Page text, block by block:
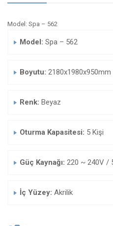
Model: Spa – 562
Model: Spa – 562
Boyutu: 2180x1980x950mm
Renk: Beyaz
Oturma Kapasitesi: 5 Kişi
Güç Kaynağı: 220 ~ 240V /
İç Yüzey: Akrilik